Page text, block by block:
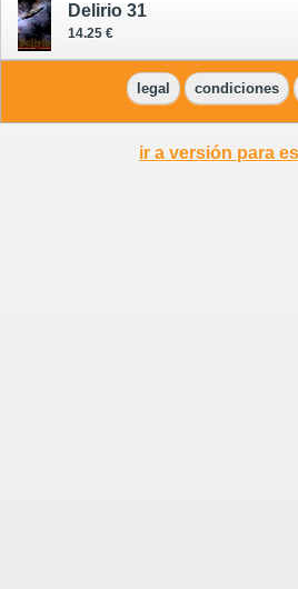
Delirio 31
14.25 €
legal condiciones
ir a versión para